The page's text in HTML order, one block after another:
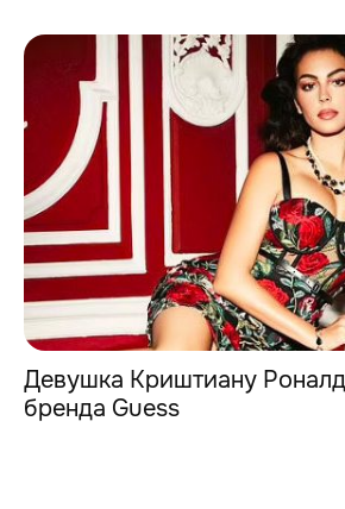
Девушка Криштиану
бренда Guess